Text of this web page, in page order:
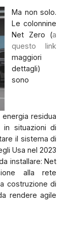
Ma non solo.
Le colonnine
Net Zero (a
questo link
maggiori
dettagli)
sono
residua
situazioni di
il sistema di
Usa nel 2023
installare: Net
alla rete
costruzione di
rendere agile